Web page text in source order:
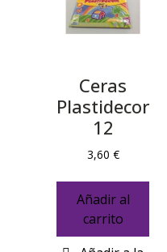
Ceras
Plastidecor
12
3,60 €
Añadir al
carrito